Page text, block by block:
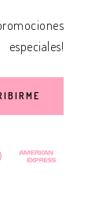
especiales!